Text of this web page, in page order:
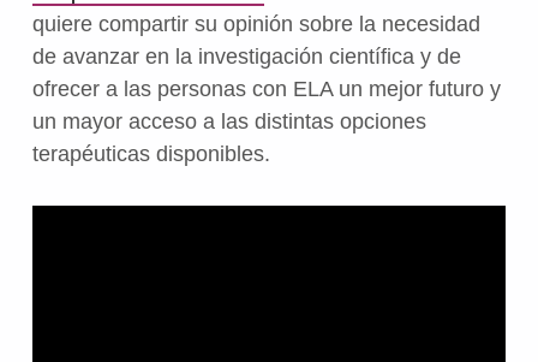
quiere compartir su opinión sobre la necesidad
de avanzar en la investigación científica y de
ofrecer a las personas con ELA un mejor futuro y
un mayor acceso a las distintas opciones
terapéuticas disponibles.